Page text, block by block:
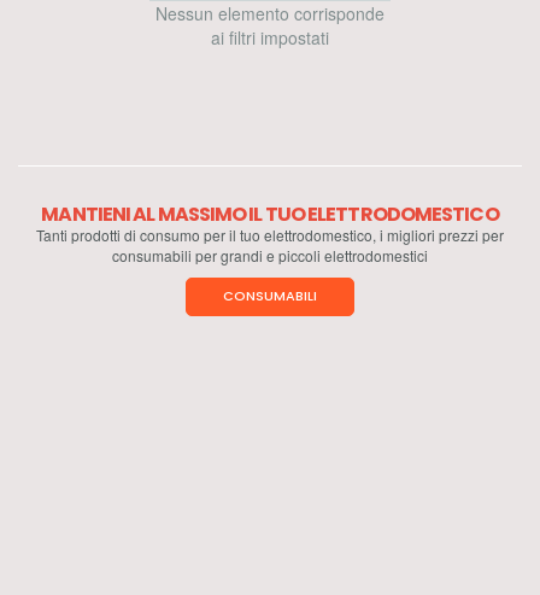
Nessun elemento corrisponde
ai filtri impostati
MANTIENI AL MASSIMO IL TUO ELETTRODOMESTICO
Tanti prodotti di consumo per il tuo elettrodomestico, i migliori prezzi per
consumabili per grandi e piccoli elettrodomestici
CONSUMABILI